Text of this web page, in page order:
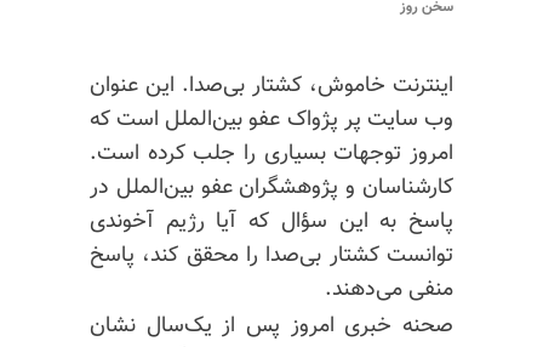
سخن روز
اینترنت خاموش، کشتار بی‌صدا. این عنوان
وب سایت پر پژواک عفو بین‌الملل است که
امروز توجهات بسیاری را جلب کرده است.
کارشناسان و پژوهشگران عفو بین‌الملل در
پاسخ به این سؤال که آیا رژیم آخوندی
توانست کشتار بی‌صدا را محقق کند، پاسخ
منفی می‌دهند.
صحنه خبری امروز پس از یک‌سال نشان